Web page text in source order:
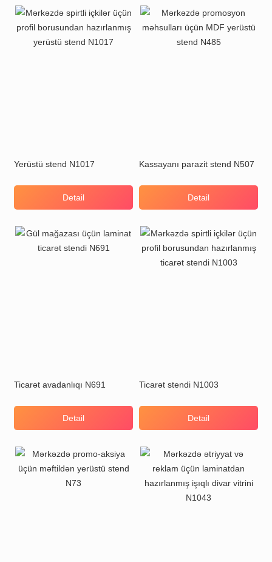
Yerüstü stend N1017
Detail
Kassayanı parazit stend N507
Detail
Ticarət avadanlıqı N691
Detail
Ticarət stendi N1003
Detail